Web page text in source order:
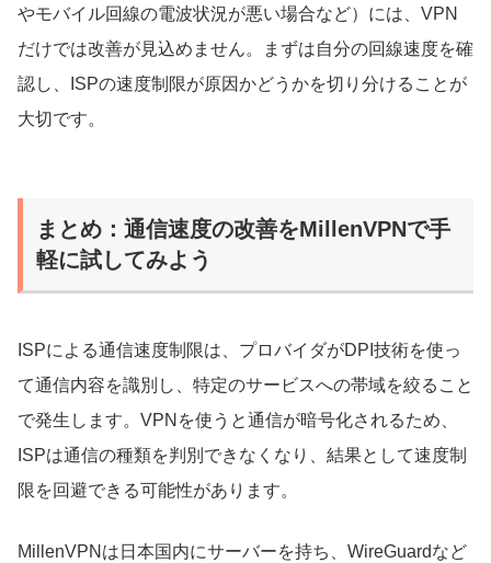
やモバイル回線の電波状況が悪い場合など）には、VPN
だけでは改善が見込めません。まずは自分の回線速度を確
認し、ISPの速度制限が原因かどうかを切り分けることが
大切です。
まとめ：通信速度の改善をMillenVPNで手
軽に試してみよう
ISPによる通信速度制限は、プロバイダがDPI技術を使っ
て通信内容を識別し、特定のサービスへの帯域を絞ること
で発生します。VPNを使うと通信が暗号化されるため、
ISPは通信の種類を判別できなくなり、結果として速度制
限を回避できる可能性があります。
MillenVPNは日本国内にサーバーを持ち、WireGuardなど